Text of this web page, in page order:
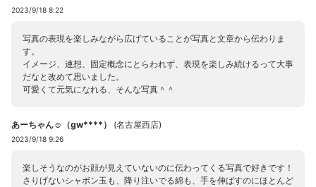
2023/9/18 8:22
写真の表現を楽しみながら広げていることが写真と文章から伝わりま
す。
イメージ、連想、固定概念にとらわれず、表現を楽しみ続けるって大事
だなと改めて思いました。
可愛くて元気になれる、そんな写真＾＾
あーちゃん☺︎（gw****） (名古屋西店)
2023/9/18 9:26
楽しそうなのがお顔が見えていないのに伝わってくる写真で好きです！
さりげないシャボン玉も、降り注いでる綿も、手を伸ばすのにほとんど